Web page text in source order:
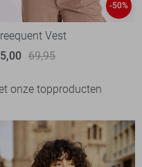
-50%
Vest
69,95
onze topproducten